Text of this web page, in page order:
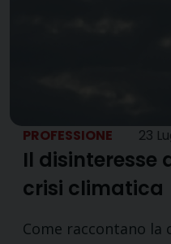
PROFESSIONE 23
Il disinteresse
crisi climatica
Come raccontano la